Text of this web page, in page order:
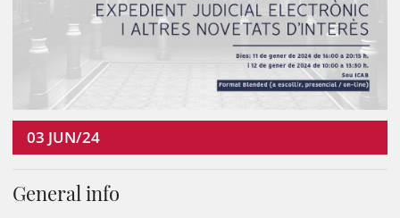
03 JUN/24
General info